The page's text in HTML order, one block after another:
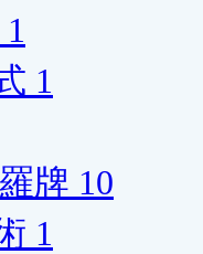
1
1
牌 10
1